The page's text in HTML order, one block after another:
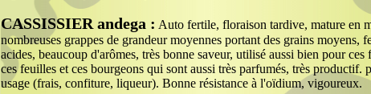
CASSISSIER andega : Auto fertile, floraison tardive, mature en
nombreuses grappes de grandeur moyennes portant des grains moyens,
acides, beaucoup d'arômes, très bonne saveur, utilisé aussi bien pour ces
ces feuilles et ces bourgeons qui sont aussi très parfumés, très productif.
usage (frais, confiture, liqueur). Bonne résistance à l'oïdium, vigoureux.